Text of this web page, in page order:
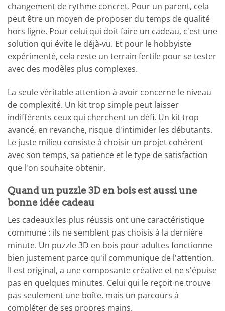
changement de rythme concret. Pour un parent, cela
peut être un moyen de proposer du temps de qualité
hors ligne. Pour celui qui doit faire un cadeau, c'est une
solution qui évite le déjà-vu. Et pour le hobbyiste
expérimenté, cela reste un terrain fertile pour se tester
avec des modèles plus complexes.
La seule véritable attention à avoir concerne le niveau
de complexité. Un kit trop simple peut laisser
indifférents ceux qui cherchent un défi. Un kit trop
avancé, en revanche, risque d'intimider les débutants.
Le juste milieu consiste à choisir un projet cohérent
avec son temps, sa patience et le type de satisfaction
que l'on souhaite obtenir.
Quand un puzzle 3D en bois est aussi une
bonne idée cadeau
Les cadeaux les plus réussis ont une caractéristique
commune : ils ne semblent pas choisis à la dernière
minute. Un puzzle 3D en bois pour adultes fonctionne
bien justement parce qu'il communique de l'attention.
Il est original, a une composante créative et ne s'épuise
pas en quelques minutes. Celui qui le reçoit ne trouve
pas seulement une boîte, mais un parcours à
compléter de ses propres mains.